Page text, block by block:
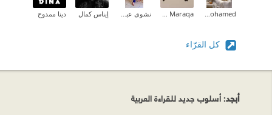
إيناس كمال دينا ممدوح
كل القرّاء
أبجد: أسلوب جديد للقراءة العربية